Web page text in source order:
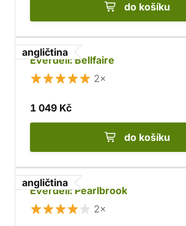
do košíku
angličtina
Everdell: Bellfaire
2×
1 049 Kč
do košíku
angličtina
Everdell: Pearlbrook
2×